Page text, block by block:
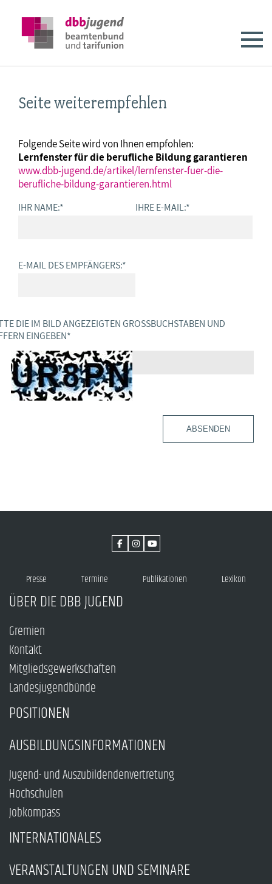
Seite weiterempfehlen
Folgende Seite wird von Ihnen empfohlen:
Lernfenster für die berufliche Bildung garantieren
www.dbb-jugend.de/artikel/lernfenster-fuer-die-
berufliche-bildung-garantieren.html
IHR NAME:* IHRE E-MAIL:*
E-MAIL DES EMPFÄNGERS:*
DIE IM BILD ANGEZEIGTEN GROSSBUCHSTABEN UND Z
EINGEBEN *
ABSENDEN
Presse Termine Publikationen Lexikon
ÜBER DIE DBB JUGEND
Gremien
Kontakt
Mitgliedsgewerkschaften
Landesjugendbünde
POSITIONEN
AUSBILDUNGSINFORMATIONEN
Jugend- und Auszubildendenvertretung
Hochschulen
Jobkompass
INTERNATIONALES
VERANSTALTUNGEN UND SEMINARE